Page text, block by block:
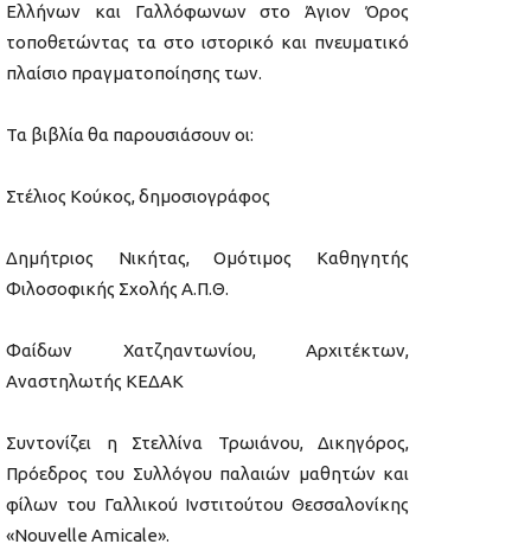
Ελλήνων και Γαλλόφωνων στο Άγιον Όρος
τοποθετώντας τα στο ιστορικό και πνευματικό
πλαίσιο πραγματοποίησης των.
Τα βιβλία θα παρουσιάσουν οι:
Στέλιος Κούκος, δημοσιογράφος
Δημήτριος Νικήτας, Ομότιμος Καθηγητής
Φιλοσοφικής Σχολής Α.Π.Θ.
Φαίδων Χατζηαντωνίου, Αρχιτέκτων,
Αναστηλωτής ΚΕΔΑΚ
Συντονίζει η Στελλίνα Τρωιάνου, Δικηγόρος,
Πρόεδρος του Συλλόγου παλαιών μαθητών και
φίλων του Γαλλικού Ινστιτούτου Θεσσαλονίκης
«Νοuvelle Amicale».